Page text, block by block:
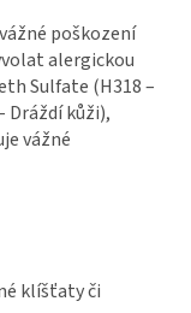
poškození
alergickou
Sulfate (H318 –
Dráždí kůži),
vážné
klíšťaty či